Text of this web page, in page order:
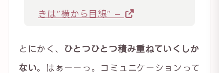
きは”横から目線” –
とにかく、
ひとつひとつ積み重ねていくしか
ない。はぁーーっ。コミュニケーションって